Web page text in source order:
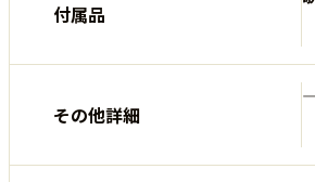
付属品
その他詳細